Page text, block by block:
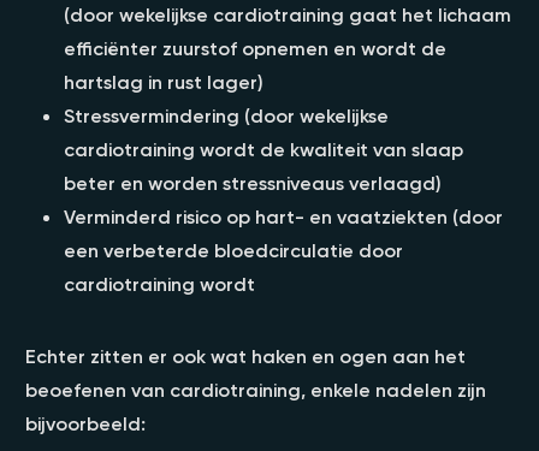
(door wekelijkse cardiotraining gaat het lichaam
efficiënter zuurstof opnemen en wordt de
hartslag in rust lager)
Stressvermindering (door wekelijkse
cardiotraining wordt de kwaliteit van slaap
beter en worden stressniveaus verlaagd)
Verminderd risico op hart- en vaatziekten (door
een verbeterde bloedcirculatie door
cardiotraining wordt
Echter zitten er ook wat haken en ogen aan het
beoefenen van cardiotraining, enkele nadelen zijn
bijvoorbeeld: